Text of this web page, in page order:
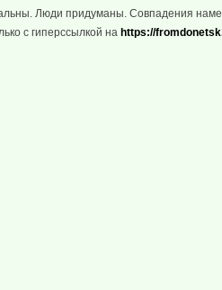
Люди придуманы. Совпадения
с гиперссылкой на https://